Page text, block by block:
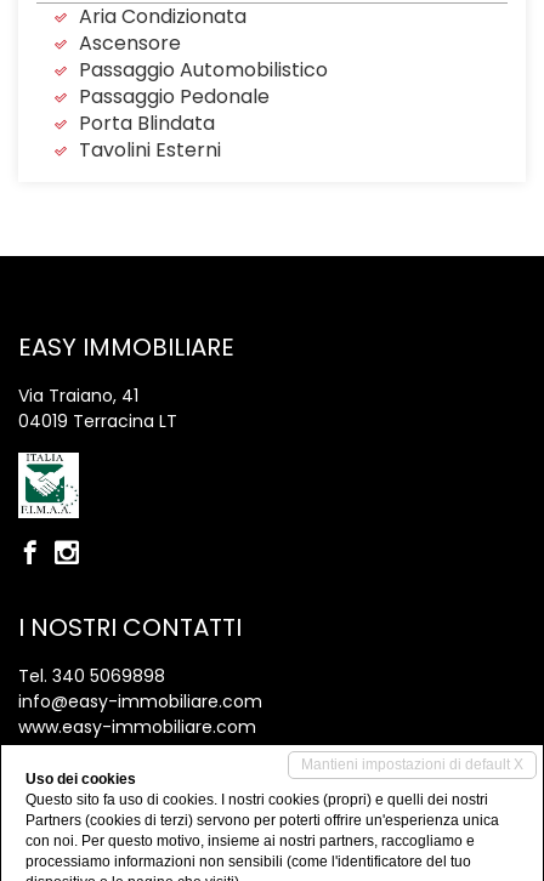
Aria Condizionata
Ascensore
Passaggio Automobilistico
Passaggio Pedonale
Porta Blindata
Tavolini Esterni
EASY IMMOBILIARE
Via Traiano, 41
04019 Terracina LT
I NOSTRI CONTATTI
Tel. 340 5069898
info@easy-immobiliare.com
www.easy-immobiliare.com
IMMOBILI
Vendite
Mantieni impostazioni di default X
Uso dei cookies
Questo sito fa uso di cookies. I nostri cookies (propri) e quelli dei nostri
Partners (cookies di terzi) servono per poterti offrire un'esperienza unica
con noi. Per questo motivo, insieme ai nostri partners, raccogliamo e
processiamo informazioni non sensibili (come l'identificatore del tuo